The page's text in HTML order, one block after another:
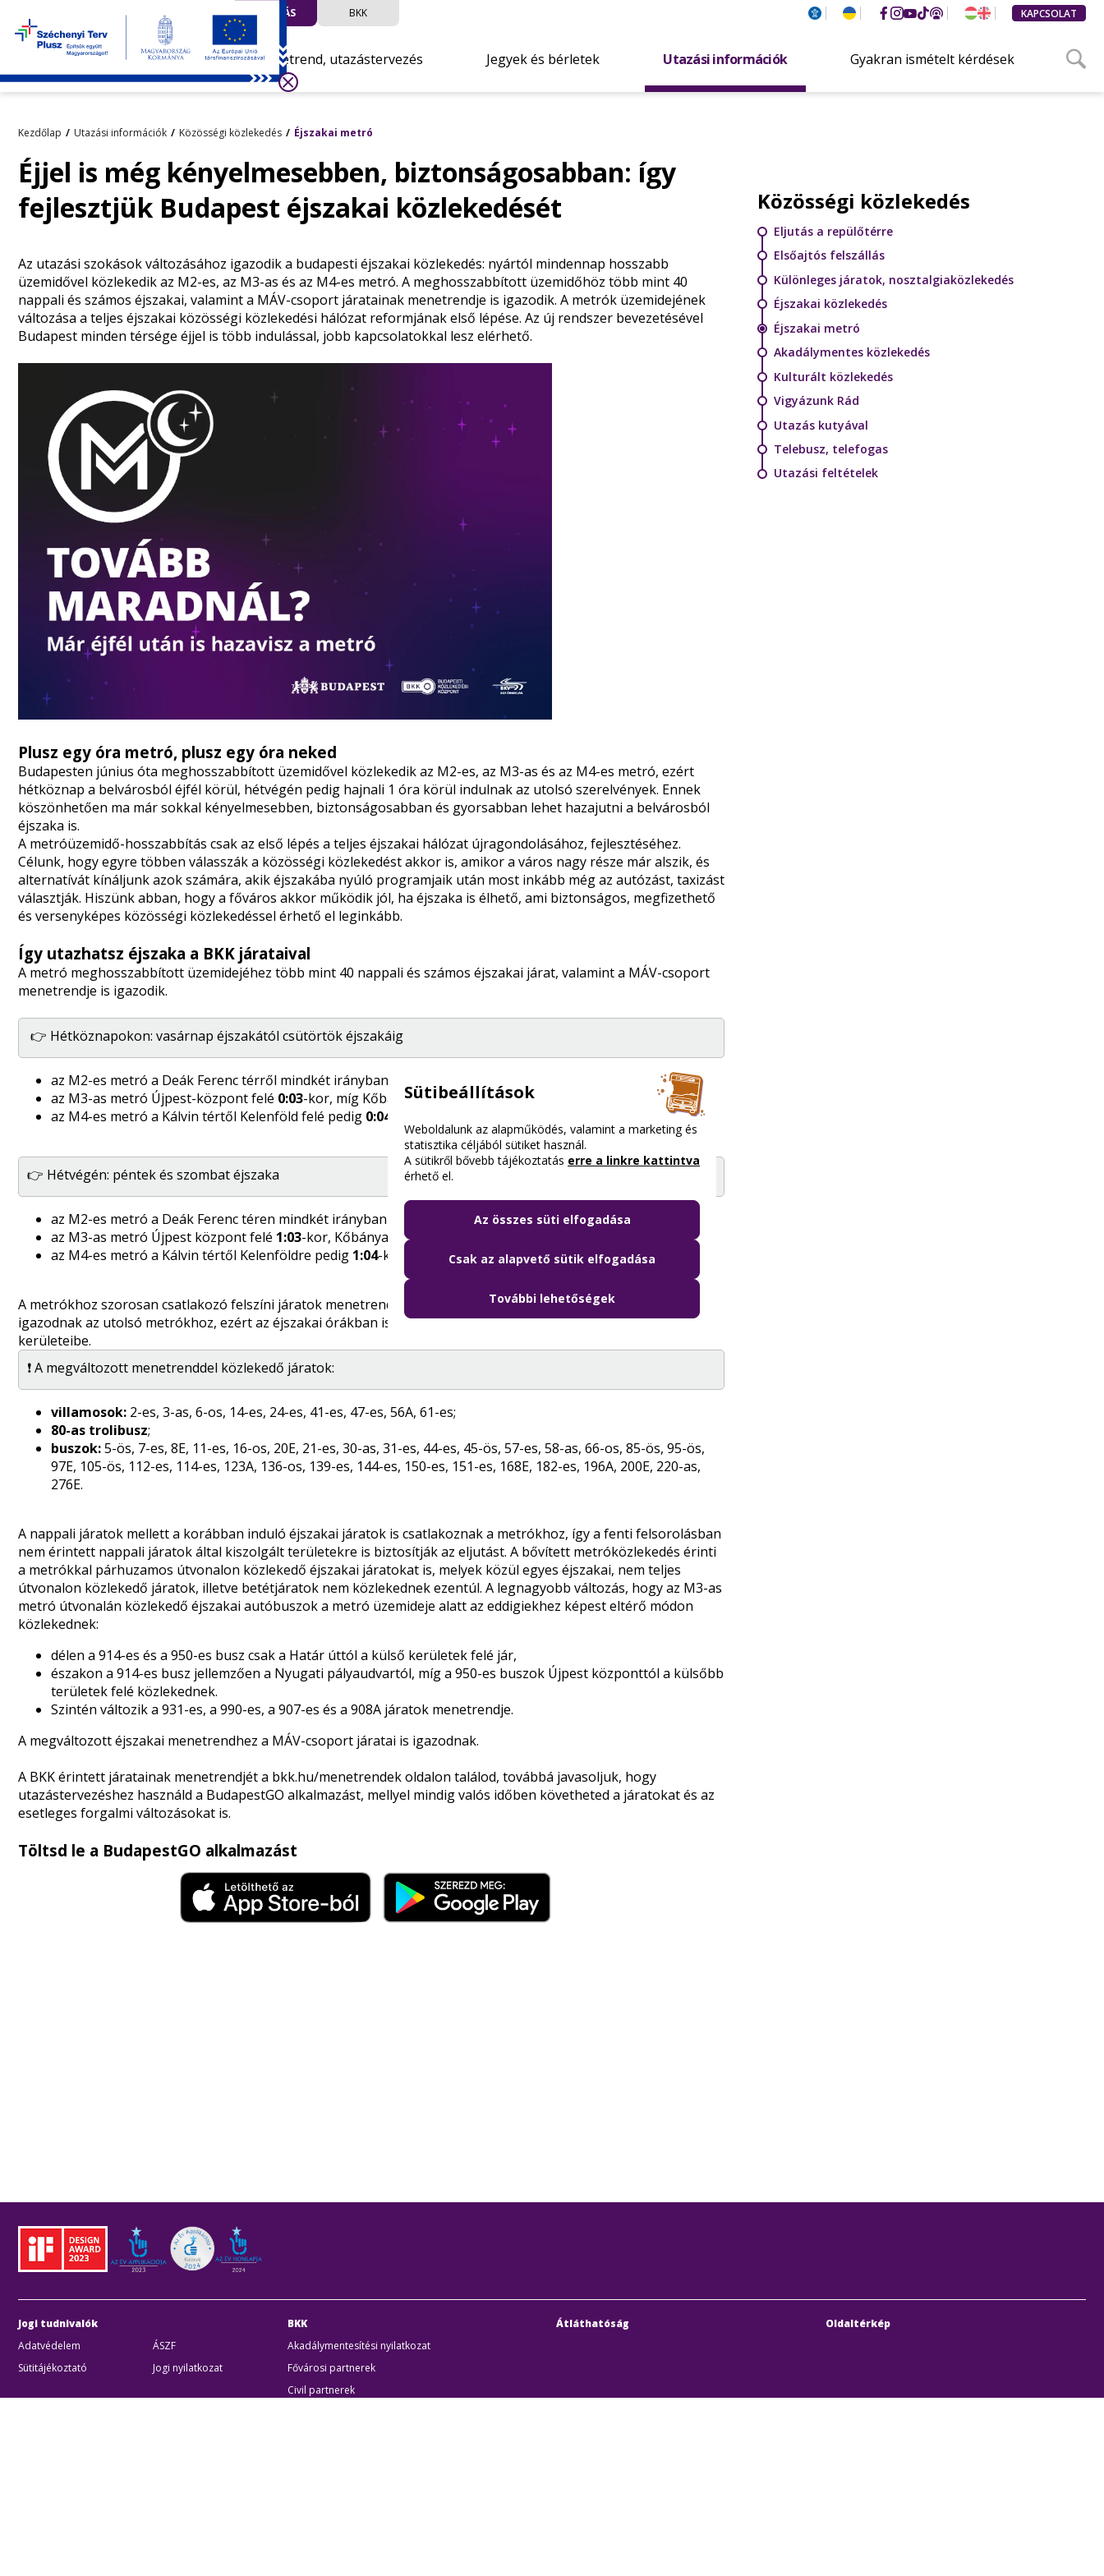
UTAZÁS BKK KAPCSOLAT
Menetrend, utazástervezés Jegyek és bérletek Utazási információk Gyakran ismételt kérdések
Kezdőlap Utazási információk Közösségi közlekedés Éjszakai metró
Éjjel is még kényelmesebben, biztonságosabban: így
fejlesztjük Budapest éjszakai közlekedését
Az utazási szokások változásához igazodik a budapesti éjszakai közlekedés: nyártól mindennap hosszabb
üzemidővel közlekedik az M2-es, az M3-as és az M4-es metró. A meghosszabbított üzemidőhöz több mint 40
nappali és számos éjszakai, valamint a MÁV-csoport járatainak menetrendje is igazodik. A metrók üzemidejének
változása a teljes éjszakai közösségi közlekedési hálózat reformjának első lépése. Az új rendszer bevezetésével
Budapest minden térsége éjjel is több indulással, jobb kapcsolatokkal lesz elérhető.
Plusz egy óra metró, plusz egy óra neked
Budapesten június óta meghosszabbított üzemidővel közlekedik az M2-es, az M3-as és az M4-es metró, ezért
hétköznap a belvárosból éjfél körül, hétvégén pedig hajnali 1 óra körül indulnak az utolsó szerelvények. Ennek
köszönhetően ma már sokkal kényelmesebben, biztonságosabban és gyorsabban lehet hazajutni a belvárosból
éjszaka is.
A metróüzemidő-hosszabbítás csak az első lépés a teljes éjszakai hálózat újragondolásához, fejlesztéséhez.
Célunk, hogy egyre többen válasszák a közösségi közlekedést akkor is, amikor a város nagy része már alszik, és
alternatívát kínáljunk azok számára, akik éjszakába nyúló programjaik után most inkább még az autózást, taxizást
választják. Hiszünk abban, hogy a főváros akkor működik jól, ha éjszaka is élhető, ami biztonságos, megfizethető
és versenyképes közösségi közlekedéssel érhető el leginkább.
Így utazhatsz éjszaka a BKK járataival
A metró meghosszabbított üzemidejéhez több mint 40 nappali és számos éjszakai járat, valamint a MÁV-csoport
menetrendje is igazodik.
👉 Hétköznapokon: vasárnap éjszakától csütörtök éjszakáig
az M2-es metró a Deák Ferenc térről mindkét irányban
az M3-as metró Újpest-központ felé 0:03-kor, míg Kőbánya-Kispest felé23:56-kor
az M4-es metró a Kálvin tértől Kelenföld felé pedig 0:04-kor
👉 Hétvégén: péntek és szombat éjszaka
az M2-es metró a Deák Ferenc téren mindkét irányban
az M3-as metró Újpest központ felé 1:03-kor, Kőbánya-Kispest felé
az M4-es metró a Kálvin tértől Kelenföldre pedig 1:04-kor indul utoljára.
A metrókhoz szorosan csatlakozó felszíni járatok menetrendje is módosul: hétköznap és hétvégén egyaránt
igazodnak az utolsó metrókhoz, ezért az éjszakai órákban is könnyebbé válik az eljutás a főváros külsőbb
kerületeibe.
❗ A megváltozott menetrenddel közlekedő járatok:
villamosok: 2-es, 3-as, 6-os, 14-es, 24-es, 41-es, 47-es, 56A, 61-es;
80-as trolibusz;
buszok:5-ös, 7-es, 8E, 11-es, 16-os, 20E, 21-es, 30-as, 31-es, 44-es, 45-ös, 57-es, 58-as, 66-os, 85-ös, 95-ös,
97E, 105-ös, 112-es, 114-es, 123A, 136-os, 139-es, 144-es, 150-es, 151-es, 168E, 182-es, 196A, 200E, 220-as,
276E.
A nappali járatok mellett a korábban induló éjszakai járatok is csatlakoznak a metrókhoz, így a fenti felsorolásban
nem érintett nappali járatok által kiszolgált területekre is biztosítják az eljutást. A bővített metróközlekedés érinti
a metrókkal párhuzamos útvonalon közlekedő éjszakai járatokat is, melyek közül egyes éjszakai, nem teljes
útvonalon közlekedő járatok, illetve betétjáratok nem közlekednek ezentúl. A legnagyobb változás, hogy az M3-as
metró útvonalán közlekedő éjszakai autóbuszok a metró üzemideje alatt az eddigiekhez képest eltérő módon
közlekednek:
délen a 914-es és a 950-es busz csak a Határ úttól a külső kerületek felé jár,
északon a 914-es busz jellemzően a Nyugati pályaudvartól, míg a 950-es buszok Újpest központtól a külsőbb
területek felé közlekednek.
Szintén változik a 931-es, a 990-es, a 907-es és a 908A járatok menetrendje.
A megváltozott éjszakai menetrendhez a MÁV-csoport járatai is igazodnak.
A BKK érintett járatainak menetrendjét a bkk.hu/menetrendekoldalon találod, továbbá javasoljuk, hogy
utazástervezéshez használd a BudapestGO alkalmazást, mellyel mindig valós időben követheted a járatokat és az
esetleges forgalmi változásokat is.
Töltsd le a BudapestGO alkalmazást
Közösségi közlekedés
Eljutás a repülőtérre
Elsőajtós felszállás
Különleges járatok, nosztalgiaközlekedés
Éjszakai közlekedés
Éjszakai metró
Akadálymentes közlekedés
Kulturált közlekedés
Vigyázunk Rád
Utazás kutyával
Telebusz, telefogas
Utazási feltételek
Jogi tudnivalók
Adatvédelem
ÁSZF
Sütitájékoztató
Jogi nyilatkozat
BKK
Akadálymentesítési nyilatkozat
Fővárosi partnerek
Civil partnerek
Átláthatóság Oldaltérkép
Sütibeállítások
Weboldalunk az alapműködés, valamint a marketing és
statisztika céljából sütiket használ.
A sütikről bővebb tájékoztatás erre a linkre kattintva
érhető el.
Az összes süti elfogadása
Csak az alapvető sütik elfogadása
További lehetőségek